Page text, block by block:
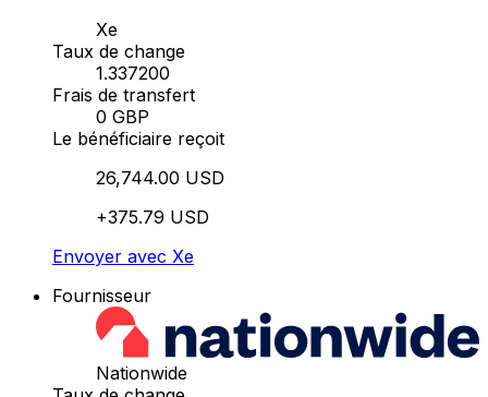
Xe
Taux de change
1.337200
Frais de transfert
0 GBP
Le bénéficiaire reçoit
26,744.00 USD
+375.79 USD
Envoyer avec Xe
Fournisseur
Nationwide